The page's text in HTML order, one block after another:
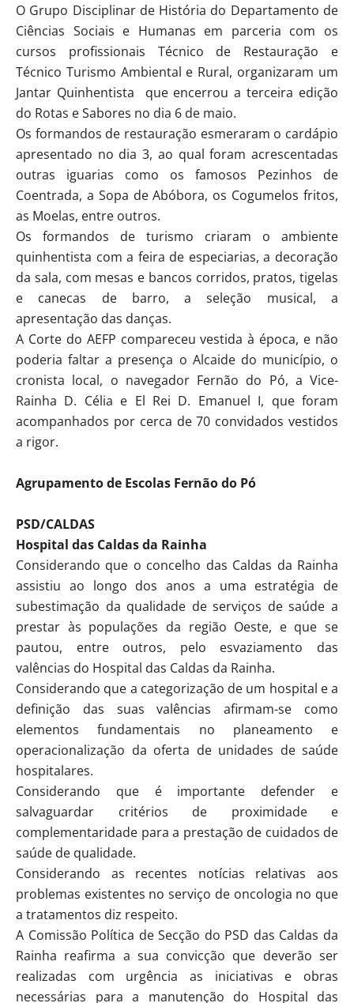
O Grupo Disciplinar de História do Departamento de
Ciências Sociais e Humanas em parceria com os
cursos profissionais Técnico de Restauração e
Técnico Turismo Ambiental e Rural, organizaram um
Jantar Quinhentista que encerrou a terceira edição
do Rotas e Sabores no dia 6 de maio.
Os formandos de restauração esmeraram o cardápio
apresentado no dia 3, ao qual foram acrescentadas
outras iguarias como os famosos Pezinhos de
Coentrada, a Sopa de Abóbora, os Cogumelos fritos,
as Moelas, entre outros.
Os formandos de turismo criaram o ambiente
quinhentista com a feira de especiarias, a decoração
da sala, com mesas e bancos corridos, pratos, tigelas
e canecas de barro, a seleção musical, a
apresentação das danças.
A Corte do AEFP compareceu vestida à época, e não
poderia faltar a presença o Alcaide do município, o
cronista local, o navegador Fernão do Pó, a Vice-
Rainha D. Célia e El Rei D. Emanuel I, que foram
acompanhados por cerca de 70 convidados vestidos
a rigor.
Agrupamento de Escolas Fernão do Pó
PSD/CALDAS
Hospital das Caldas da Rainha
Considerando que o concelho das Caldas da Rainha
assistiu ao longo dos anos a uma estratégia de
subestimação da qualidade de serviços de saúde a
prestar às populações da região Oeste, e que se
pautou, entre outros, pelo esvaziamento das
valências do Hospital das Caldas da Rainha.
Considerando que a categorização de um hospital e a
definição das suas valências afirmam-se como
elementos fundamentais no planeamento e
operacionalização da oferta de unidades de saúde
hospitalares.
Considerando que é importante defender e
salvaguardar critérios de proximidade e
complementaridade para a prestação de cuidados de
saúde de qualidade.
Considerando as recentes notícias relativas aos
problemas existentes no serviço de oncologia no que
a tratamentos diz respeito.
A Comissão Política de Secção do PSD das Caldas da
Rainha reafirma a sua convicção que deverão ser
realizadas com urgência as iniciativas e obras
necessárias para a manutenção do Hospital das